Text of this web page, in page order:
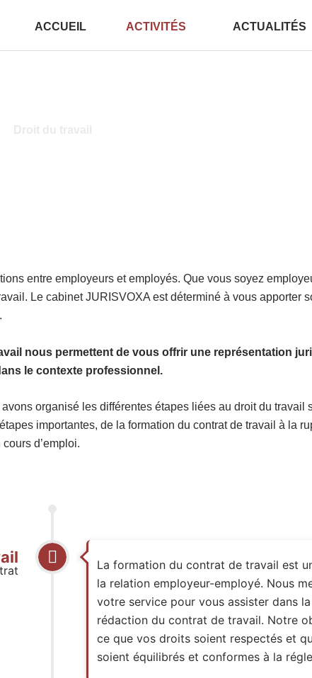
ACCUEIL ACTIVITÉS ACTUALITÉS
entre employeurs et employés. Que vous soyez
Le cabinet JURISVOXA est déterminé à vous apporter
nous permettent de vous offrir une représentation
le contexte professionnel.
organisé les différentes étapes liées au droit du travail
importantes, de la formation du contrat de travail à la
d’emploi.
La formation du contrat de travail est
la relation employeur-employé. Nous
votre service pour vous assister dans
rédaction du contrat de travail. Notre
ce que vos droits soient respectés et
soient équilibrés et conformes à la